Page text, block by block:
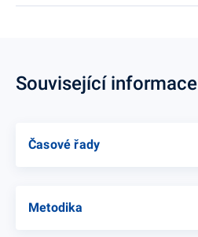
Související informace
Časové řady
Metodika